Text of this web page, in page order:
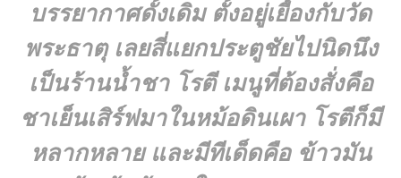
บรรยากาศดั้งเดิม ตั้งอยู่เยื้องกับวัด
พระธาตุ เลยสี่แยกประตูชัยไปนิดนึง
เป็นร้านน้ำชา โรตี เมนูที่ต้องสั่งคือ
ชาเย็นเสิร์ฟมาในหม้อดินเผา โรตีก็มี
หลากหลาย และมีทีเด็ดคือ ข้าวมัน